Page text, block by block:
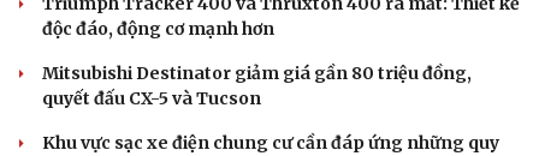
độc đáo, động cơ mạnh hơn
Mitsubishi Destinator giảm giá gần 80 triệu đồng,
quyết đấu CX-5 và Tucson
Khu vực sạc xe điện chung cư cần đáp ứng những quy